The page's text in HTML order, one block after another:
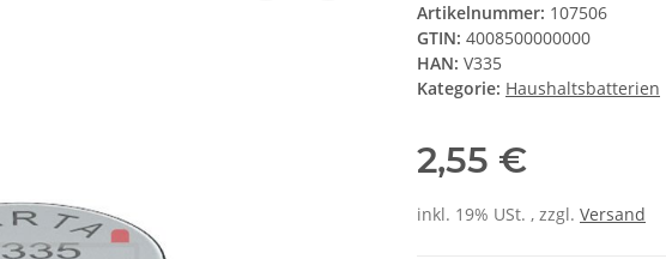
Artikelnummer: 107506
GTIN: 4008500000000
HAN: V335
Kategorie: Haushaltsbatterien
2,55 €
inkl. 19% USt. , zzgl. Versand